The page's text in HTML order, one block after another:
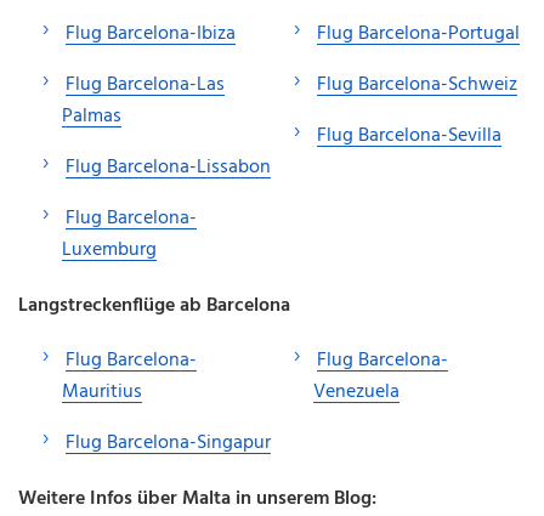
Flug Barcelona-Ibiza
Flug Barcelona-Las
Palmas
Flug Barcelona-Lissabon
Flug Barcelona-
Luxemburg
Flug Barcelona-Portugal
Flug Barcelona-Schweiz
Flug Barcelona-Sevilla
Langstreckenflüge ab Barcelona
Flug Barcelona-
Mauritius
Flug Barcelona-Singapur
Flug Barcelona-
Venezuela
Weitere Infos über Malta in unserem Blog: